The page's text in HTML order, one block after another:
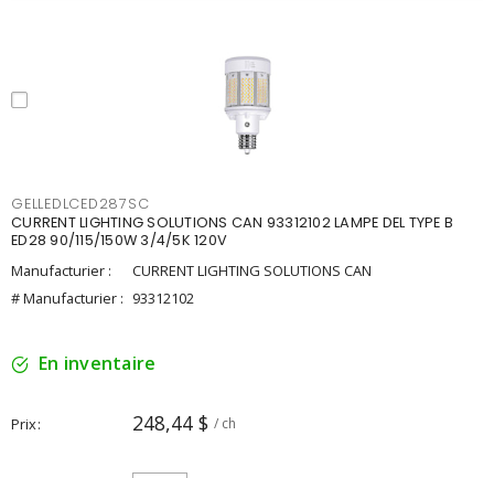
GELLEDLCED287SC
CURRENT LIGHTING SOLUTIONS CAN 93312102 LAMPE DEL TYPE B
ED28 90/115/150W 3/4/5K 120V
Manufacturier :
CURRENT LIGHTING SOLUTIONS CAN
# Manufacturier : 93312102
En inventaire
Prix 248,44 $ / ch